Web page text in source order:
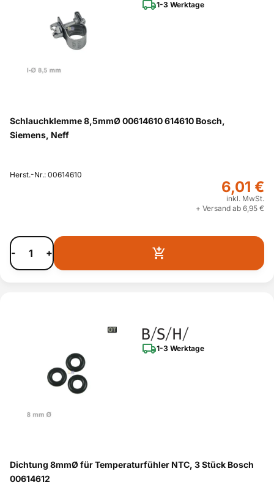
1-3 Werktage
Schlauchklemme 8,5mmØ 00614610 614610 Bosch,
Siemens, Neff
Herst.-Nr.: 00614610
6,01 €
inkl. MwSt.
+ Versand ab 6,95 €
- +
1-3 Werktage
Dichtung 8mmØ für Temperaturfühler NTC, 3 Stück Bosch
00614612